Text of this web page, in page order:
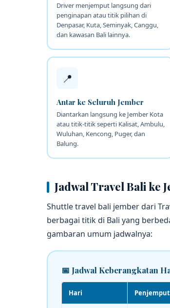
Driver menjemput langsung dari
penginapan atau titik pilihan di
Denpasar, Kuta, Seminyak, Canggu,
dan kawasan Bali lainnya.
📍
Antar ke Seluruh Jember
Diantarkan langsung ke Jember Kota
atau titik-titik seperti Kalisat, Ambulu,
Wuluhan, Kencong, Puger, dan
Balung.
Jadwal Travel Bali ke
Shuttle travel bali jember dari
berbagai titik di Bali yang
gambaran umum jadwalnya:
📅 Jadwal Keberangkatan
Hari